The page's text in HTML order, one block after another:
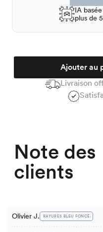
IA
plus de
Ajouter au
Livraison
Note des
clients
Olivier J. RAYURES BLEU FONCÉ